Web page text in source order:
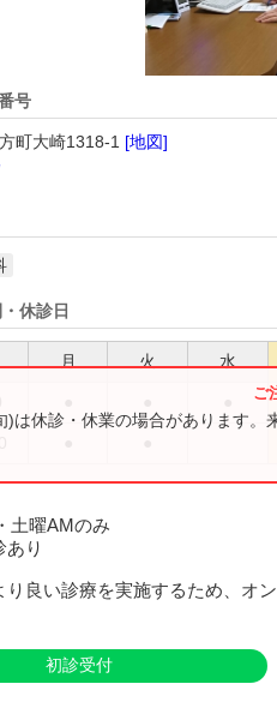
号
町大崎1318-1 [地図]
休診日
月 火 水
)は休診・休業の場合があります。
土曜AMのみ
あり
り良い診療を実施するため、オ
初診受付